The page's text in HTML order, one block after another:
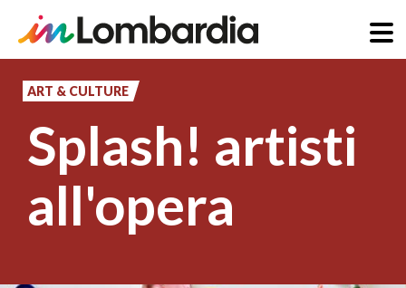
content
ART & CULTURE
Splash! artisti
all'opera